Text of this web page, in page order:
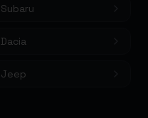
Subaru
Dacia
Jeep